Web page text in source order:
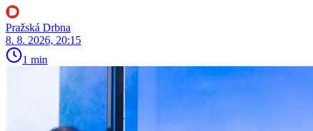
Pražská Drbna
8. 8. 2026, 20:15
1 min